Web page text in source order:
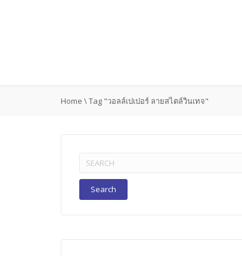
Home \Tag "วอลล์เปเปอร์ ลายสไตล์วินเทจ"
Search
for: